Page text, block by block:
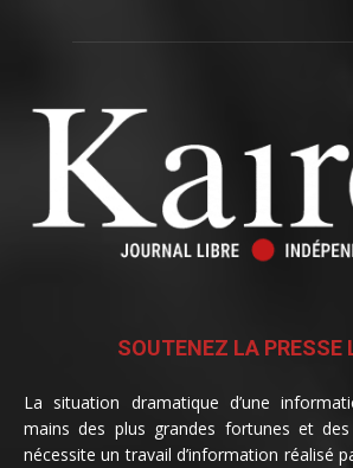
SOUTENEZ LA PRESSE
La situation dramatique d’une
mains des plus grandes fortunes et
nécessite un travail d’information réalisé